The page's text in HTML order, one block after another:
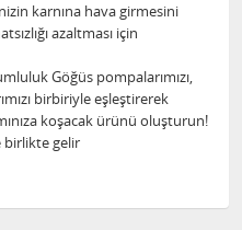
karnına hava girmesini
azaltması için
Göğüs pompalarımızı,
birbiriyle eşleştirerek
koşacak ürünü oluşturun!
birlikte gelir